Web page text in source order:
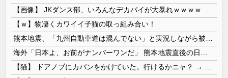
【ｗ】物凄くカワイイ子猫の取っ組み合い！